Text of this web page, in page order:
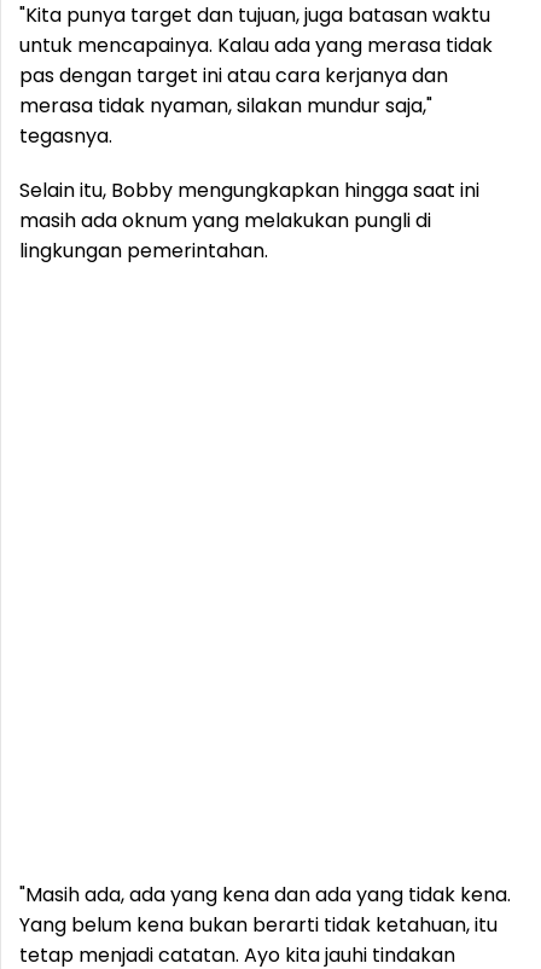
"Kita punya target dan tujuan, juga batasan waktu
untuk mencapainya. Kalau ada yang merasa tidak
pas dengan target ini atau cara kerjanya dan
merasa tidak nyaman, silakan mundur saja,"
tegasnya.
Selain itu, Bobby mengungkapkan hingga saat ini
masih ada oknum yang melakukan pungli di
lingkungan pemerintahan.
"Masih ada, ada yang kena dan ada yang tidak kena.
Yang belum kena bukan berarti tidak ketahuan, itu
tetap menjadi catatan. Ayo kita jauhi tindakan